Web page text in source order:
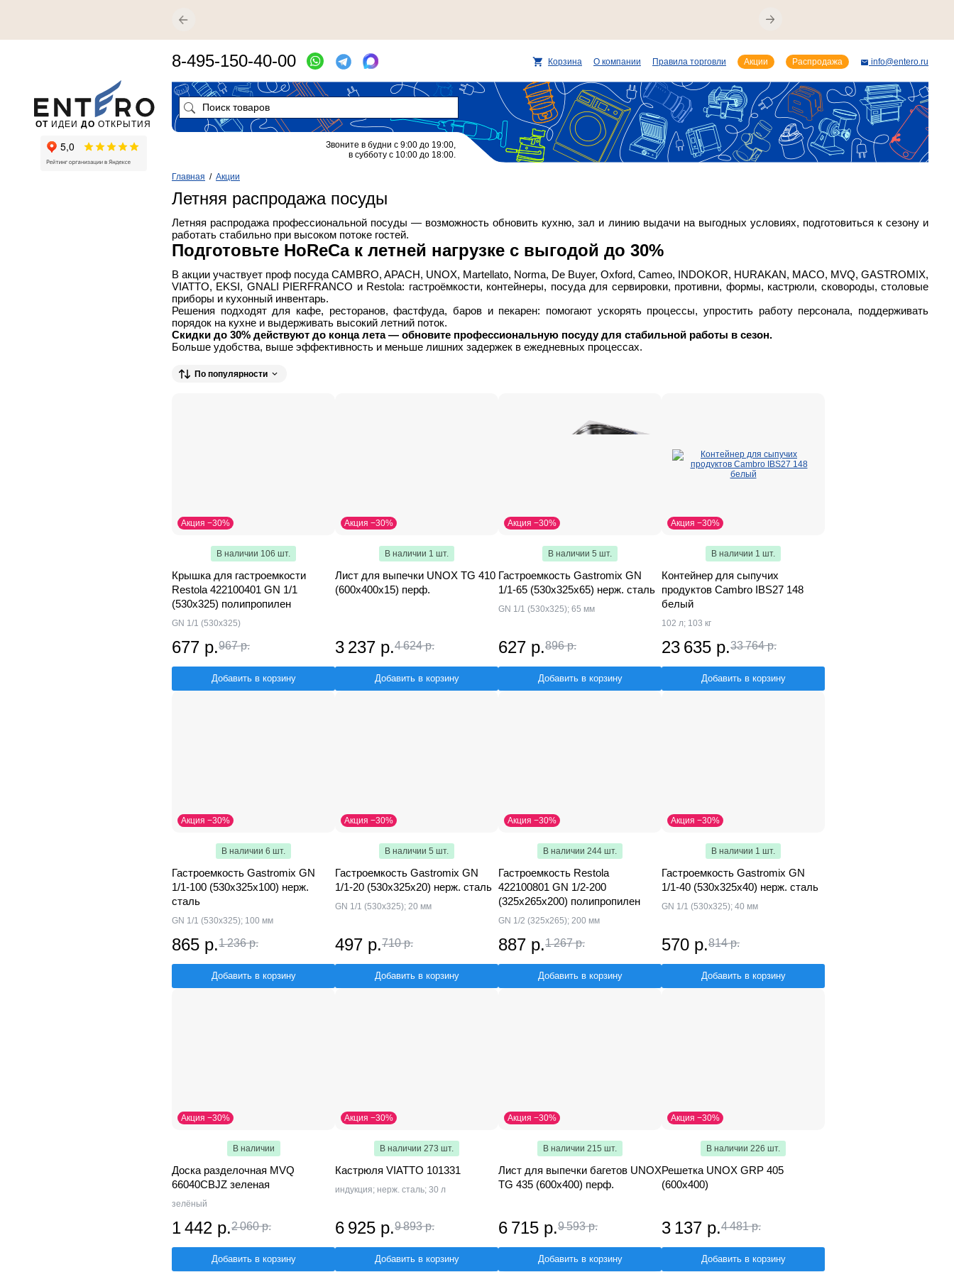
Главная / Акции
Летняя распродажа посуды
Летняя распродажа профессиональной посуды — возможность обновить кухню, зал и линию выдачи на выгодных условиях, подготовиться к сезону и
работать стабильно при высоком потоке гостей.
Подготовьте HoReCa к летней нагрузке с выгодой до 30%
В акции участвует проф посуда CAMBRO, APACH, UNOX, Martellato, Norma, De Buyer, Oxford, Cameo, INDOKOR, HURAKAN, MACO, MVQ, GASTROMIX,
VIATTO, EKSI, GNALI PIERFRANCO и Restola: гастроёмкости, контейнеры, посуда для сервировки, противни, формы, кастрюли, сковороды, столовые
приборы и кухонный инвентарь.
Решения подходят для кафе, ресторанов, фастфуда, баров и пекарен: помогают ускорять процессы, упростить работу персонала, поддерживать
порядок на кухне и выдерживать высокий летний поток.
Скидки до 30% действуют до конца лета — обновите профессиональную посуду для стабильной работы в сезон.
Больше удобства, выше эффективность и меньше лишних задержек в ежедневных процессах.
По популярности
Акция −30%
В наличии 106 шт.
Крышка для гастроемкости
Restola 422100401 GN 1/1
(530х325) полипропилен
GN 1/1 (530х325)
677 р.967 р.
Добавить в корзину
Акция −30%
В наличии 1 шт.
Лист для выпечки UNOX TG 410
(600x400x15) перф.
3 237 р.4 624 р.
Добавить в корзину
Акция −30%
В наличии 5 шт.
Гастроемкость Gastromix GN
1/1-65 (530х325х65) нерж. сталь
GN 1/1 (530х325); 65 мм
627 р.896 р.
Добавить в корзину
Акция −30%
В наличии 1 шт.
Контейнер для сыпучих
продуктов Cambro IBS27 148
белый
102 л; 103 кг
23 635 р.33 764 р.
Добавить в корзину
Акция −30%
В наличии 6 шт.
Гастроемкость Gastromix GN
1/1-100 (530х325х100) нерж.
сталь
GN 1/1 (530х325); 100 мм
865 р.1 236 р.
Добавить в корзину
Акция −30%
В наличии 5 шт.
Гастроемкость Gastromix GN
1/1-20 (530х325х20) нерж. сталь
GN 1/1 (530х325); 20 мм
497 р.710 р.
Добавить в корзину
Акция −30%
В наличии 244 шт.
Гастроемкость Restola
422100801 GN 1/2-200
(325х265х200) полипропилен
GN 1/2 (325x265); 200 мм
887 р.1 267 р.
Добавить в корзину
Акция −30%
В наличии 1 шт.
Гастроемкость Gastromix GN
1/1-40 (530х325х40) нерж. сталь
GN 1/1 (530х325); 40 мм
570 р.814 р.
Добавить в корзину
Акция −30%
В наличии
Доска разделочная MVQ
66040CBJZ зеленая
зелёный
1 442 р.2 060 р.
Добавить в корзину
Акция −30%
В наличии 273 шт.
Кастрюля VIATTO 101331
индукция; нерж. сталь; 30 л
6 925 р.9 893 р.
Добавить в корзину
Акция −30%
В наличии 215 шт.
Лист для выпечки багетов UNOX
TG 435 (600x400) перф.
6 715 р.9 593 р.
Добавить в корзину
Акция −30%
В наличии 226 шт.
Решетка UNOX GRP 405
(600х400)
3 137 р.4 481 р.
Добавить в корзину
ОТ ИДЕИ ДО ОТКРЫТИЯ
8-495-150-40-00 Корзина О компании Правила торговли Акции Распродажа info@entero.ru
Звоните в будни с 9:00 до 19:00,
в субботу с 10:00 до 18:00.